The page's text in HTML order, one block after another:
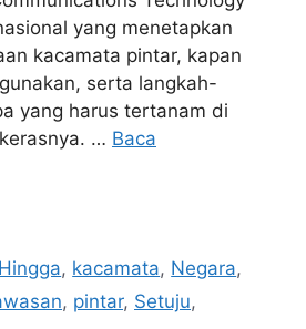
yang menetapkan
kacamata pintar, kapan
serta langkah-
yang harus tertanam di
… Baca
Hingga, kacamata, Negara,
, pintar, Setuju,